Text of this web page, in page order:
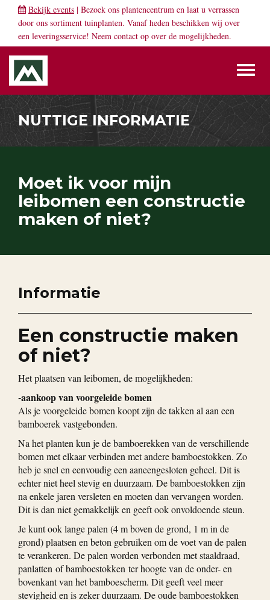
Bekijk events | Bezoek ons plantencentrum en laat u verrassen
door ons sortiment tuinplanten. Vanaf heden beschikken wij over
een leveringsservice! Neem contact op over de mogelijkheden.
NUTTIGE INFORMATIE
Moet ik voor mijn
leibomen een constructie
maken of niet?
Informatie
Een constructie maken
of niet?
Het plaatsen van leibomen, de mogelijkheden:
-aankoop van voorgeleide bomen
Als je voorgeleide bomen koopt zijn de takken al aan een
bamboerek vastgebonden.
Na het planten kun je de bamboerekken van de verschillende
bomen met elkaar verbinden met andere bamboestokken. Zo
heb je snel en eenvoudig een aaneengesloten geheel. Dit is
echter niet heel stevig en duurzaam. De bamboestokken zijn
na enkele jaren versleten en moeten dan vervangen worden.
Dit is dan niet gemakkelijk en geeft ook onvoldoende steun.
Je kunt ook lange palen (4 m boven de grond, 1 m in de
grond) plaatsen en beton gebruiken om de voet van de palen
te verankeren. De palen worden verbonden met staaldraad,
panlatten of bamboestokken ter hoogte van de onder- en
bovenkant van het bamboescherm. Dit geeft veel meer
stevigheid en is zeker duurzaam. De oude bamboestokken